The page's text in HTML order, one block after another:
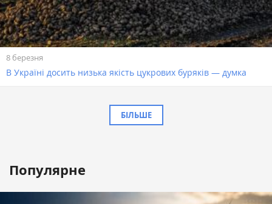
8 березня
В Україні досить низька якість цукрових буряків — думка
БІЛЬШЕ
Популярне